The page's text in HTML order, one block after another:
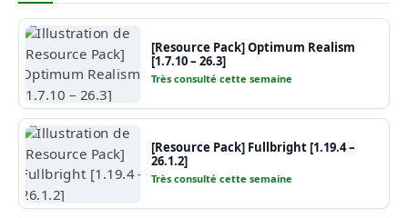
[Resource Pack] Optimum Realism
[1.7.10 – 26.3]
Très consulté cette semaine
[Resource Pack] Fullbright [1.19.4 –
26.1.2]
Très consulté cette semaine